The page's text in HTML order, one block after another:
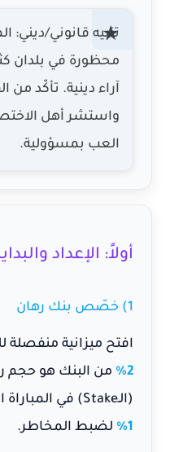
تنبيه قانوني/ديني:
محظورة في بلدان
آراء دينية. تأكّد من
واستشر أهل
العب بمسؤولية.
أولاً: الإعداد
1) خصّص بنك رهان
افتح ميزانية
2%
من البنك هو حجم
(الـStake) في المباراة
1%
لضبط المخاطر.